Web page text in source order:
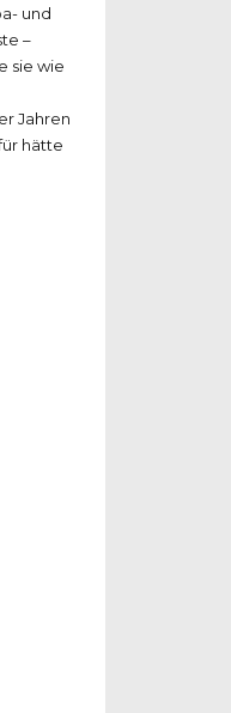
und
–
sie wie
Jahren
hätte